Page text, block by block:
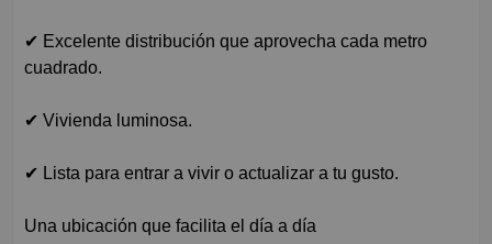
✔ Excelente distribución que aprovecha cada metro
cuadrado.
✔ Vivienda luminosa.
✔ Lista para entrar a vivir o actualizar a tu gusto.
Una ubicación que facilita el día a día